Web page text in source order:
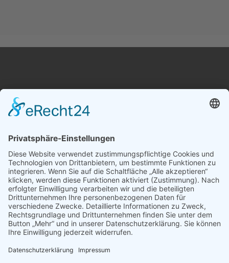
Chor der Modell- und Gesamtschule Obersberg
Musikalischer und organisatorischer Leiter
Ulrich Meiß
Am Obersberg 25
36251 Bad Hersfeld
Tel.: 06621 95940
Fax: 06621 9594115